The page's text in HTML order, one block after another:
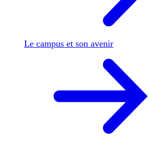
Le campus et son avenir